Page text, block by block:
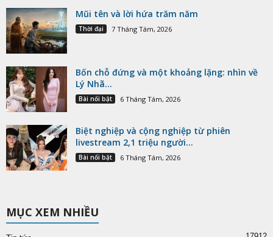
Mũi tên và lời hứa trăm năm
Thời đại 7 Tháng Tám, 2026
Bốn chỗ đứng và một khoảng lặng: nhìn về
Lý Nhã...
Bài nổi bật 6 Tháng Tám, 2026
Biệt nghiệp và cộng nghiệp từ phiên
livestream 2,1 triệu người...
Bài nổi bật 6 Tháng Tám, 2026
MỤC XEM NHIỀU